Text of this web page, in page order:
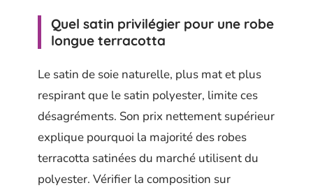
Quel satin privilégier pour une robe
longue terracotta
Le satin de soie naturelle, plus mat et plus
respirant que le satin polyester, limite ces
désagréments. Son prix nettement supérieur
explique pourquoi la majorité des robes
terracotta satinées du marché utilisent du
polyester. Vérifier la composition sur